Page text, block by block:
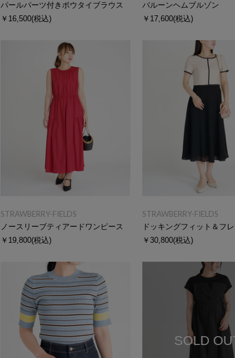
パールパーツ付きボウタイブラウス
￥16,500(税込)
バルーンヘムブルゾン
￥17,600(税込)
STRAWBERRY-FIELDS
ノースリーブティアードワンピース
￥19,800(税込)
STRAWBERRY-FIELDS
￥30,800(税込)
SOLD